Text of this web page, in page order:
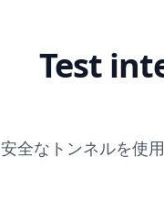
Test
安全なトンネルを使